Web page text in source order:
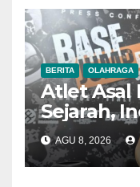
BERITA OLAHRAGA
Atlet Asal
Sejarah,
dari Eiger
AGU 8, 2026